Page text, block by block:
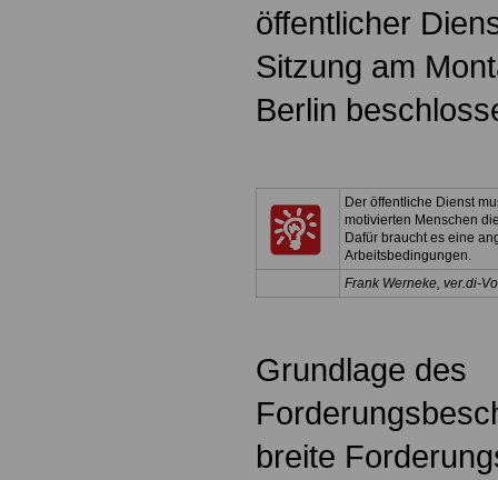
öffentlicher
Sitzung am
Berlin
Der öffentliche Dienst
motivierten Menschen
Dafür braucht es eine
Arbeitsbedingungen.
Frank Werneke, ver.di-
Grundlage des
breite